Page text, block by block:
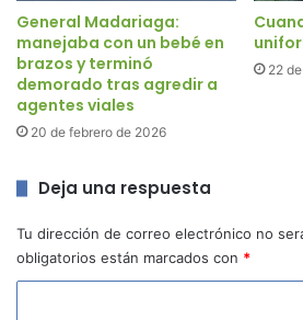
General Madariaga:
manejaba con un bebé en
brazos y terminó
demorado tras agredir a
agentes viales
20 de febrero de 2026
22
Deja una respuesta
Tu dirección de correo electrónico no
obligatorios están marcados con *